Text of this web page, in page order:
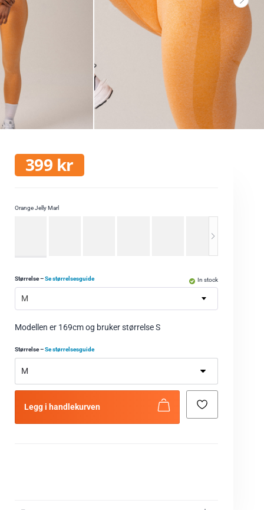
399 kr
Orange Jelly Marl
Størrelse–Se størrelsesguide
M
Modellen er 169cm og bruker størrelse S
Størrelse–Se størrelsesguide
In stock
Legg i handlekurven